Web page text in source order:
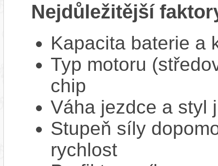
Nejdůležitější
Kapacita baterie a
Typ motoru
chip
Váha jezdce a styl
Stupeň síly
rychlost